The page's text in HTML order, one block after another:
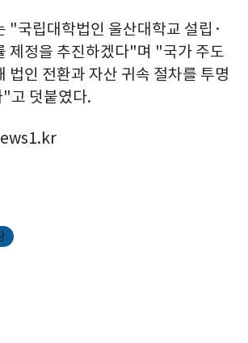
"국립대학법인 울산대학교 설립·
제정을 추진하겠다"며 "국가 주도
법인 전환과 자산 귀속 절차를 투명
고 덧붙였다.